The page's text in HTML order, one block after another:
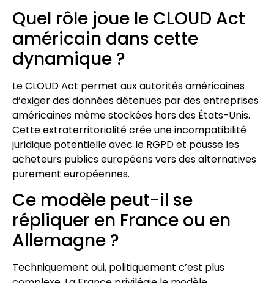
Quel rôle joue le CLOUD Act
américain dans cette
dynamique ?
Le CLOUD Act permet aux autorités américaines
d’exiger des données détenues par des entreprises
américaines même stockées hors des États-Unis.
Cette extraterritorialité crée une incompatibilité
juridique potentielle avec le RGPD et pousse les
acheteurs publics européens vers des alternatives
purement européennes.
Ce modèle peut-il se
répliquer en France ou en
Allemagne ?
Techniquement oui, politiquement c’est plus